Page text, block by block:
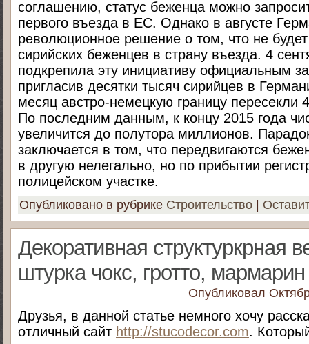
соглашению, статус беженца можно
первого въезда в ЕС. Однако в августе
революционное решение о том, что не
сирийских беженцев в страну въезда. 4
подкрепила эту инициативу официальным
пригласив десятки тысяч сирийцев в
месяц австро-немецкую границу пересекли
По последним данным, к концу 2015 года
увеличится до полутора миллионов.
заключается в том, что передвигаются
в другую нелегально, но по прибытии
полицейском участке.
Опубликовано в рубрике Строительство
Декоративная структуркрная
штурка чокс, гротто,
Опубликовал
Друзья, в данной статье немного хочу
отличный сайт http://stucodecor.com.